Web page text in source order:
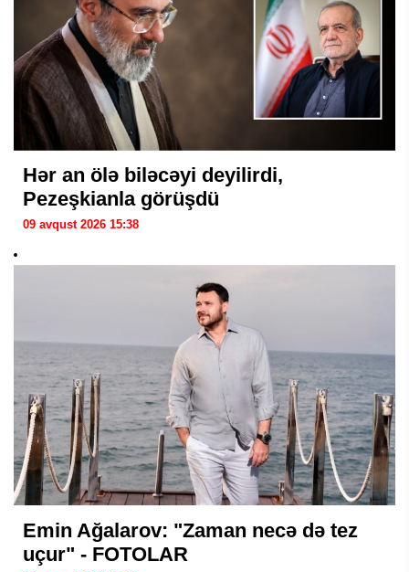
Hər an ölə biləcəyi deyilirdi,
Pezeşkianla görüşdü
09 avqust 2026 15:38
Emin Ağalarov: "Zaman necə də tez
uçur" - FOTOLAR